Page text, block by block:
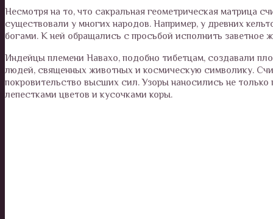
Несмотря на то, что сакральная геометрическая матрица
существовали у многих народов. Например, у древних
богами. К ней обращались с просьбой исполнить заветное
Индейцы племени Навахо, подобно тибетцам, создавали
людей, священных животных и космическую символику.
покровительство высших сил. Узоры наносились не
лепестками цветов и кусочками коры.